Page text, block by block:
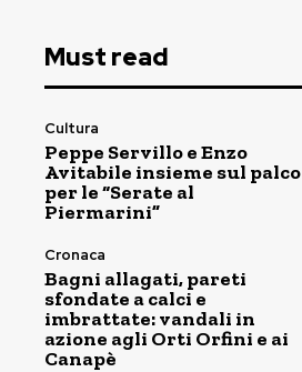
Must read
Cultura
Peppe Servillo e Enzo
Avitabile insieme sul palco
per le “Serate al
Piermarini”
Cronaca
Bagni allagati, pareti
sfondate a calci e
imbrattate: vandali in
azione agli Orti Orfini e ai
Canapè